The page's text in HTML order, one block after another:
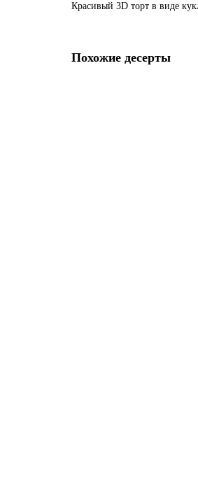
Красивый 3D торт в виде
Похожие десерты